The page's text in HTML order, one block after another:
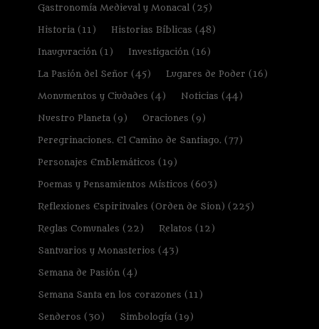
Gastronomía Medieval y Monacal(25)
Historia(11) Historias Bíblicas (48)
Inauguración(1) Investigación(16)
La Pasión del Señor (45) Lugares de Poder (16)
Monumentos y Ciudades (4) Noticias (44)
Nuestro Planeta(9) Oraciones (9)
Peregrinaciones. El Camino de Santiago.(77)
Personajes Emblemáticos (19)
Poemas y Pensamientos Místicos (603)
Reflexiones Espirituales (Orden de Sion) (225)
Reglas Comunales (22) Relatos (12)
Santuarios y Monasterios (43)
Semana de Pasión(4)
Semana Santa en los corazones (11)
Senderos (30) Simbología(19)